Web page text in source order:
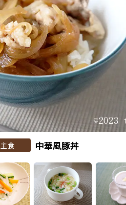
主食 中華風豚丼